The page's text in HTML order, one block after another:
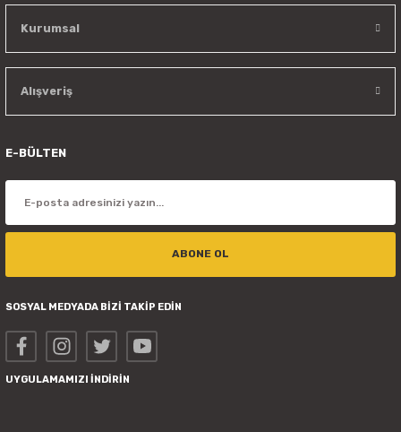
Kurumsal
Alışveriş
E-BÜLTEN
ABONE OL
SOSYAL MEDYADA BİZİ TAKİP EDİN
UYGULAMAMIZI İNDİRİN